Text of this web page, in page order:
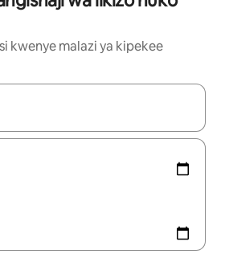
kwenye malazi ya kipekee
vinjari kwa kutumia vitufe vya